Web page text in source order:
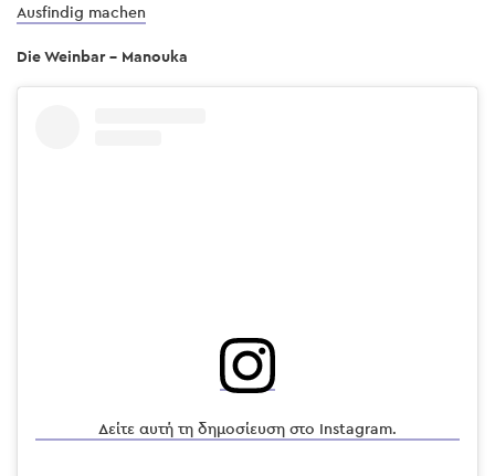
Ausfindig machen
Die Weinbar - Manouka
Δείτε αυτή τη δημοσίευση στο Instagram.